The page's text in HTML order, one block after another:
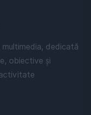
dedicată
obiective și